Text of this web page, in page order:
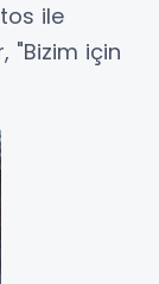
ile
"Bizim için